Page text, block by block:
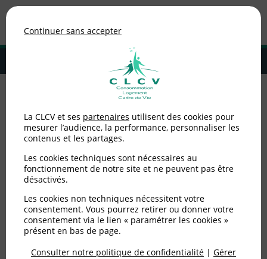
MENU
Adhérer à la CLCV
Du désherbant dans
notre bol de céréales !
02/11/2017 (mis à jour le 04/06/2025
Non catégorisé
Continuer sans accepter
La CLCV et ses partenaires utilisent des cookies pour
mesurer l’audience, la performance, personnaliser les
contenus et les partages.
Les cookies techniques sont nécessaires au
fonctionnement de notre site et ne peuvent pas être
désactivés.
Les cookies non techniques nécessitent votre
consentement. Vous pourrez retirer ou donner votre
consentement via le lien « paramétrer les cookies »
présent en bas de page.
Consulter notre politique de confidentialité | Gérer